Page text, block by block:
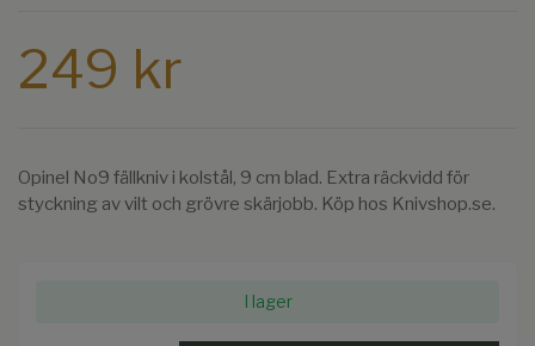
249 kr
Opinel No9 fällkniv i kolstål, 9 cm blad. Extra räckvidd för
styckning av vilt och grövre skärjobb. Köp hos Knivshop.se.
I lager